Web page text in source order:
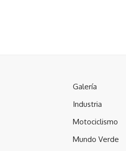
Galería
Industria
Motociclismo
Mundo Verde